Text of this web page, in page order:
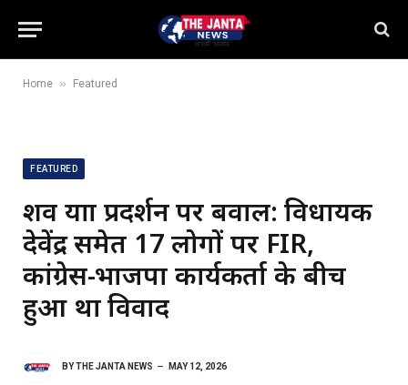
Home » Featured
FEATURED
शव यात्रा प्रदर्शन पर बवाल: विधायक
देवेंद्र समेत 17 लोगों पर FIR,
कांग्रेस-भाजपा कार्यकर्ता के बीच
हुआ था विवाद
BYTHE JANTA NEWS MAY 12, 2026